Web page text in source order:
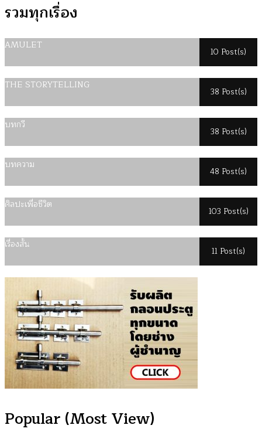
รวมทุกเรื่อง
AMULET
10 Post(s)
THE STORYTELLING
38 Post(s)
บทกวี
38 Post(s)
บทความ
48 Post(s)
ศิลปะเพื่อชีวิต
103 Post(s)
เรื่องสั้น
11 Post(s)
Popular (Most View)